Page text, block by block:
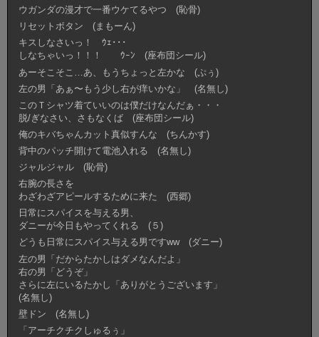
ウガンダの漫才で一番ウケてるやつ (恥骨)
リセットボタン (まもーん)
キスしなさいっ！ ｳｪ･･･
しなちゃいっ！！！ ｳｰﾝ (座布団シール)
あーそこそこ…あ、もうちょっと左かな (ぷぅ)
左の男「あぁ〜もう少し右が痒いかな」 (名無し)
このＴシャツ着ていいのは僕だけなんだぁ・・・
脱/ぎなさい、さもなくば (座布団シール)
俺のキバちゃんカット真似すんな (ちんかす)
背中のパッチ開けて電池入れる (名無し)
ジャルジャル (恥骨)
右腕の長さを
わざわざアピールするために来た (西郷)
日常にスパイスを与える男、
ダニーが今日もやってくれる (５)
どうも日常にスパイス与える男ですww (ダニー)
左の男「だからたかしはダメなんだよ」
右の男「どうぞ」
さらに左にいるたかし「ありがとうございます」
(名無し)
壁ドン (名無し)
「アーチクチクしゅるぅ」